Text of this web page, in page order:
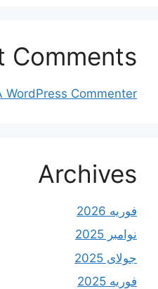
Comments
WordPress Commenter
Archives
فوریه 2026
نوامبر 2025
جولای 2025
فوریه 2025